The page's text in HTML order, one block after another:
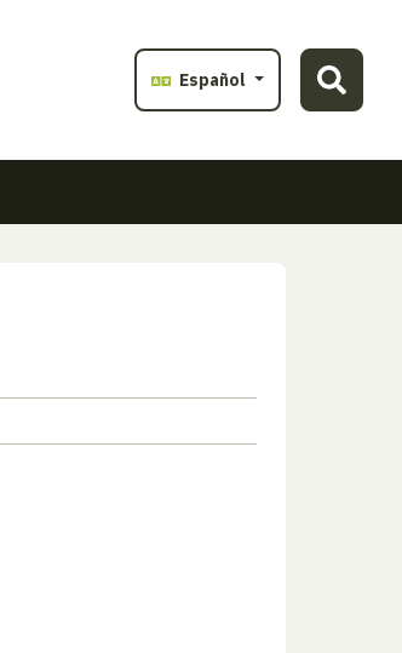
Español